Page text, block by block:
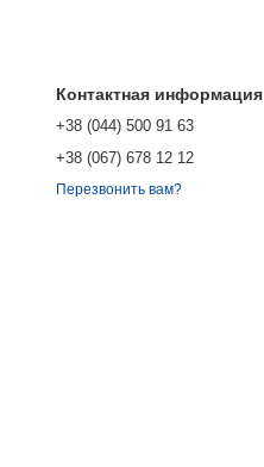
Контактная информация
+38 (044) 500 91 63
+38 (067) 678 12 12
Перезвонить вам?